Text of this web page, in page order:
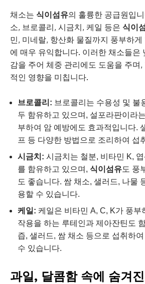
채소는 식이섬유의 훌륭한 공급원입
소, 브로콜리, 시금치, 케일 등은 식이
민, 미네랄, 항산화 물질까지 풍부하
에 매우 유익합니다. 이러한 채소들은
감을 주어 체중 관리에도 도움을 주며
적인 영향을 미칩니다.
브로콜리: 브로콜리는 수용성 및 불
두 함유하고 있으며, 설포라판이라
부하여 암 예방에도 효과적입니다.
프 등 다양한 방법으로 조리하여 섭
시금치: 시금치는 철분, 비타민 K,
를 함유하고 있으며, 식이섬유도 풍
도 좋습니다. 쌈 채소, 샐러드, 나물
용할 수 있습니다.
케일: 케일은 비타민 A, C, K가 풍부
작용을 하는 루테인과 제아잔틴도
즙, 샐러드, 쌈 채소 등으로 섭취하여
수 있습니다.
과일, 달콤함 속에 숨겨